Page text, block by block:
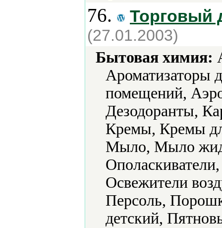
76.
(27.01.2003)
Бытовая химия:
Ароматизаторы
помещений,
Дезодоранты,
Кремы, Кремы
Мыло, Мыло
Освежители
Персоль,
детский,